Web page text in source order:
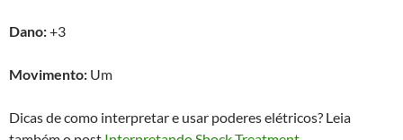
Dano:+3
Movimento: Um
Dicas de como interpretar e usar poderes elétricos? Leia